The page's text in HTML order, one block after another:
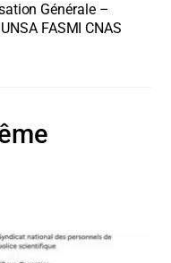
Générale –
FASMI CNAS